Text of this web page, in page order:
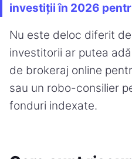
investiții în 2026
Nu este deloc diferit
investitorii ar putea
de brokeraj online
sau un robo-consilier
fonduri indexate.